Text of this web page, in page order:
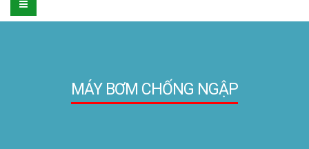
MÁY BƠM CHỐNG NGẬP